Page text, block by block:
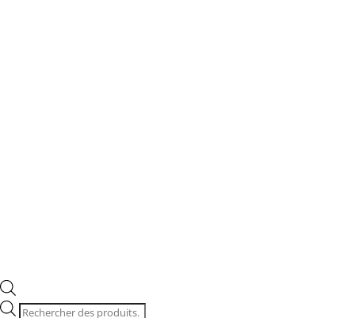
Recherche